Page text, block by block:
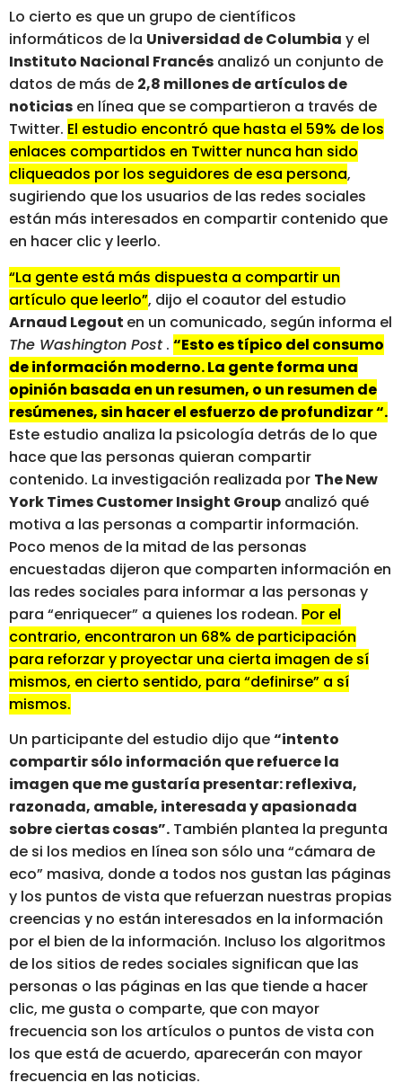
Lo cierto es que un grupo de científicos
informáticos de la Universidad de Columbia y el
Instituto Nacional Francés analizó un conjunto de
datos de más de 2,8 millones de artículos de
noticias en línea que se compartieron a través de
Twitter. El estudio encontró que hasta el 59% de los
enlaces compartidos en Twitter nunca han sido
cliqueados por los seguidores de esa persona,
sugiriendo que los usuarios de las redes sociales
están más interesados ​​en compartir contenido que
en hacer clic y leerlo.
“La gente está más dispuesta a compartir un
artículo que leerlo”, dijo el coautor del estudio
Arnaud Legout en un comunicado, según informa el
The Washington Post . “Esto es típico del consumo
de información moderno. La gente forma una
opinión basada en un resumen, o un resumen de
resúmenes, sin hacer el esfuerzo de profundizar “.
Este estudio analiza la psicología detrás de lo que
hace que las personas quieran compartir
contenido. La investigación realizada por The New
York Times Customer Insight Group analizó qué
motiva a las personas a compartir información.
Poco menos de la mitad de las personas
encuestadas dijeron que comparten información en
las redes sociales para informar a las personas y
para “enriquecer” a quienes los rodean. Por el
contrario, encontraron un 68% de participación
para reforzar y proyectar una cierta imagen de sí
mismos, en cierto sentido, para “definirse” a sí
mismos.
Un participante del estudio dijo que“intento
compartir sólo información que refuerce la
imagen que me gustaría presentar: reflexiva,
razonada, amable, interesada y apasionada
sobre ciertas cosas”. También plantea la pregunta
de si los medios en línea son sólo una “cámara de
eco” masiva, donde a todos nos gustan las páginas
y los puntos de vista que refuerzan nuestras propias
creencias y no están interesados ​​en la información
por el bien de la información. Incluso los algoritmos
de los sitios de redes sociales significan que las
personas o las páginas en las que tiende a hacer
clic, me gusta o comparte, que con mayor
frecuencia son los artículos o puntos de vista con
los que está de acuerdo, aparecerán con mayor
frecuencia en las noticias.